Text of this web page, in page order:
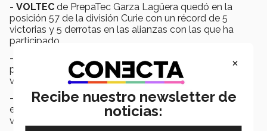
- VOLTEC de PrepaTec Garza Lagüera quedó en la
posición 57 de la división Curie con un récord de 5
victorias y 5 derrotas en las alianzas con las que ha
participado.
-
posición 65 de la división Galileo con un récord de 4
victorias y 6 derrotas.
-
High Altitude Roboticsde PrepaTec Toluca resultó
en la posición 72 de la división Daly con un récord de 1
victoria y 8 derrotas.
×
Recibe nuestro newsletter de
noticias: